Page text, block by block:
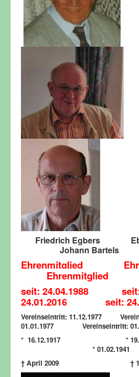
Friedrich Egbers
Johann Bartels
Ehrenmitglied
Ehrenmitglied
seit: 24.04.1988
24.01.2016 seit:
Vereinseintritt: 11.12.1977
01.01.1977 Vereinseintritt:
* 16.12.1917 *
* 01.02.1941
† April 2009 †